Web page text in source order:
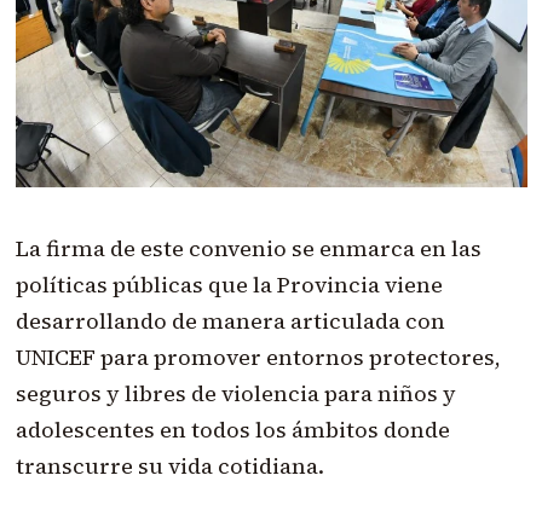
La firma de este convenio se enmarca en las
políticas públicas que la Provincia viene
desarrollando de manera articulada con
UNICEF para promover entornos protectores,
seguros y libres de violencia para niños y
adolescentes en todos los ámbitos donde
transcurre su vida cotidiana.